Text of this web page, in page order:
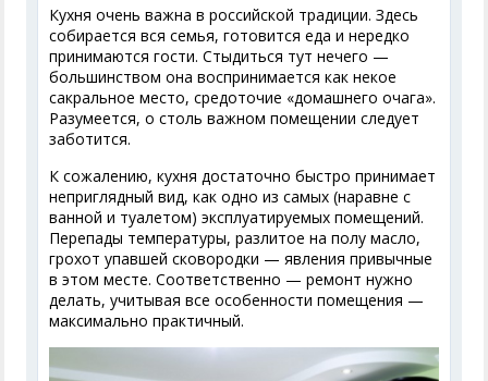
Кухня очень важна в российской традиции. Здесь
собирается вся семья, готовится еда и нередко
принимаются гости. Стыдиться тут нечего —
большинством она воспринимается как некое
сакральное место, средоточие «домашнего очага».
Разумеется, о столь важном помещении следует
заботится.
К сожалению, кухня достаточно быстро принимает
неприглядный вид, как одно из самых (наравне с
ванной и туалетом) эксплуатируемых помещений.
Перепады температуры, разлитое на полу масло,
грохот упавшей сковородки — явления привычные
в этом месте. Соответственно — ремонт нужно
делать, учитывая все особенности помещения —
максимально практичный.